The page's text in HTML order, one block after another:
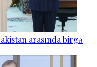
arasında birgə